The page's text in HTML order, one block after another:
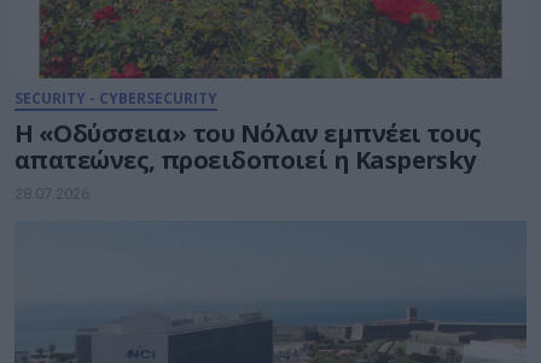
SECURITY - CYBERSECURITY
Η «Οδύσσεια» του Νόλαν εμπνέει τους
απατεώνες, προειδοποιεί η Kaspersky
28.07.2026